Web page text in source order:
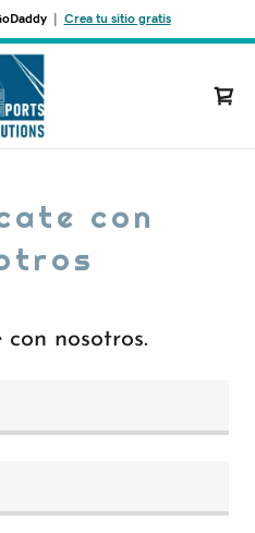
| Crea tu sitio gratis
con
nosotros.